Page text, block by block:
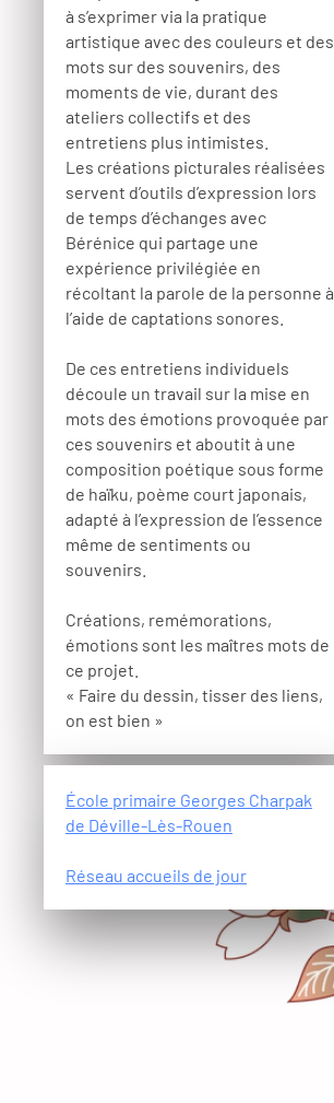
à s’exprimer via la pratique
artistique avec des couleurs et des
mots sur des souvenirs, des
moments de vie, durant des
ateliers collectifs et des
entretiens plus intimistes.
Les créations picturales réalisées
servent d’outils d’expression lors
de temps d’échanges avec
Bérénice qui partage une
expérience privilégiée en
récoltant la parole de la personne à
l’aide de captations sonores.
De ces entretiens individuels
découle un travail sur la mise en
mots des émotions provoquée par
ces souvenirs et aboutit à une
composition poétique sous forme
de haïku, poème court japonais,
adapté à l’expression de l’essence
même de sentiments ou
souvenirs.
Créations, remémorations,
émotions sont les maîtres mots de
ce projet.
« Faire du dessin, tisser des liens,
on est bien »
École primaire Georges Charpak
de Déville-Lès-Rouen
Réseau accueils de jour